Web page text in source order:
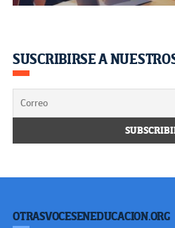
SUSCRIBIRSE A
OTRASVOCESENEDUCACION.ORG